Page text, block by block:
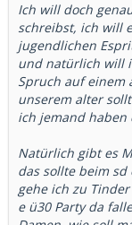
Ich will doch
schreibst, ich will
jugendlichen
und natürlich will
Spruch auf einem
unserem alter
ich jemand
Natürlich gibt es
das sollte beim
gehe ich zu
e ü30 Party da